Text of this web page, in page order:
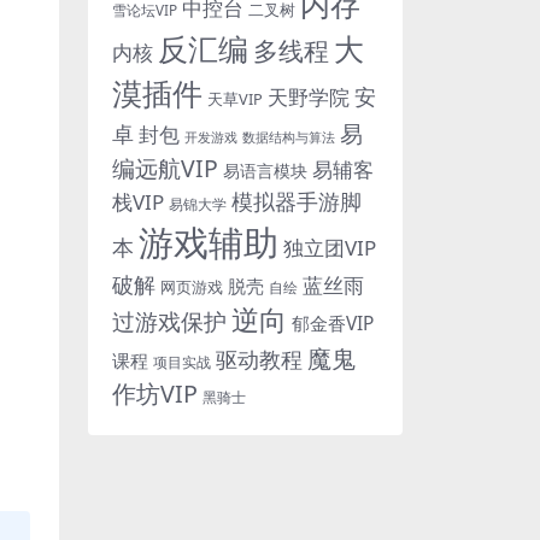
雪论坛VIP 中控台 二叉树
内核 反汇编 多线程 大
漠插件 天草VIP 天野学院安
卓封包 开发游戏 数据结构与算法 易
编远航VIP 易语言模块 易辅客
栈VIP 易锦大学 模拟器手游脚
本 游戏辅助 独立团VIP
破解 网页游戏 脱壳 自绘 蓝丝雨
过游戏保护逆向 郁金香VIP
课程 项目实战 驱动教程 魔鬼
作坊VIP 黑骑士